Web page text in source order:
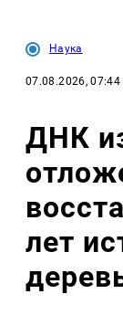
Наука
07.08.2026, 07:44
ДНК
лет